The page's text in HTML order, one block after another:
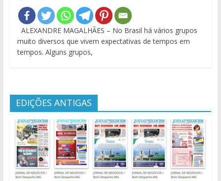
ALEXANDRE MAGALHÃES – No Brasil há vários grupos
muito diversos que vivem expectativas de tempos em
tempos. Alguns grupos,
EDIÇÕES ANTIGAS